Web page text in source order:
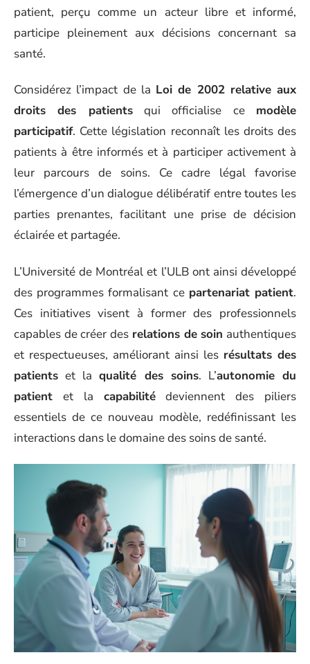
patient, perçu comme un acteur libre et informé,
participe pleinement aux décisions concernant sa
santé.
Considérez l’impact de la Loi de 2002 relative aux
droits des patientsqui officialise ce modèle
participatif. Cette législation reconnaît les droits des
patients à être informés et à participer activement à
leur parcours de soins. Ce cadre légal favorise
l’émergence d’un dialogue délibératif entre toutes les
parties prenantes, facilitant une prise de décision
éclairée et partagée.
L’Université de Montréal et l’ULB ont ainsi développé
des programmes formalisant ce partenariat patient.
Ces initiatives visent à former des professionnels
capables de créer des relations de soin authentiques
et respectueuses, améliorant ainsi les résultats des
patients et laqualité des soins. L’autonomie du
patient et la capabilitédeviennent des piliers
essentiels de ce nouveau modèle, redéfinissant les
interactions dans le domaine des soins de santé.